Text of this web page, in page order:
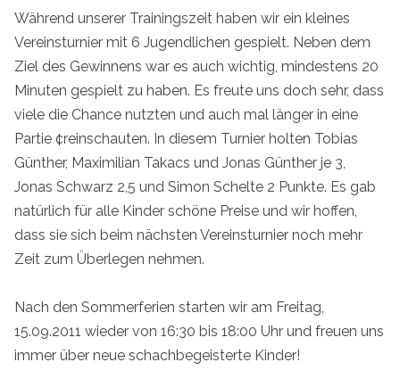
Während unserer Trainingszeit haben wir ein kleines
Vereinsturnier mit 6 Jugendlichen gespielt. Neben dem
Ziel des Gewinnens war es auch wichtig, mindestens 20
Minuten gespielt zu haben. Es freute uns doch sehr, dass
viele die Chance nutzten und auch mal länger in eine
Partie ¢reinschauten. In diesem Turnier holten Tobias
Günther, Maximilian Takacs und Jonas Günther je 3,
Jonas Schwarz 2,5 und Simon Schelte 2 Punkte. Es gab
natürlich für alle Kinder schöne Preise und wir hoffen,
dass sie sich beim nächsten Vereinsturnier noch mehr
Zeit zum Überlegen nehmen.
Nach den Sommerferien starten wir am Freitag,
15.09.2011 wieder von 16:30 bis 18:00 Uhr und freuen uns
immer über neue schachbegeisterte Kinder!